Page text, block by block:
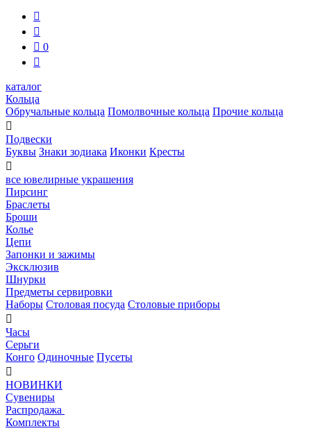


 0

каталог
Кольца
Обручальные кольца Помолвочные кольца Прочие кольца

Подвески
Буквы Знаки зодиака Иконки Кресты

все ювелирные украшения
Пирсинг
Браслеты
Броши
Колье
Цепи
Запонки и зажимы
Эксклюзив
Шнурки
Предметы сервировки
Наборы Столовая посуда Столовые приборы

Часы
Серьги
Конго Одиночные Пусеты

НОВИНКИ
Сувениры
Распродажа
Комплекты